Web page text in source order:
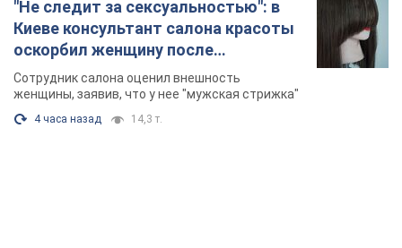
"Не следит за сексуальностью": в
Киеве консультант салона красоты
оскорбил женщину после
химиотерапии, разгорелся скандал.
Фото
Сотрудник салона оценил внешность
женщины, заявив, что у нее "мужская стрижка"
4 часа назад 14,3 т.